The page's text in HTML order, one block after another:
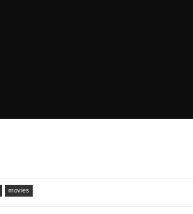
movies